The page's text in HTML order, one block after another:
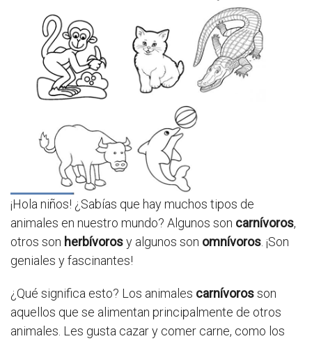
¡Hola niños! ¿Sabías que hay muchos tipos de
animales en nuestro mundo? Algunos son carnívoros,
otros son herbívorosy algunos son omnívoros . ¡Son
geniales y fascinantes!
¿Qué significa esto? Los animales carnívorosson
aquellos que se alimentan principalmente de otros
animales. Les gusta cazar y comer carne, como los